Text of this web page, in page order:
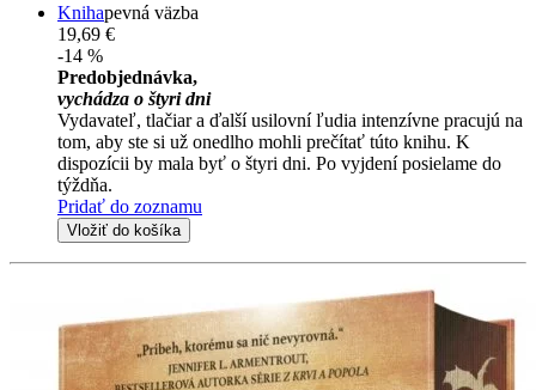
Knihapevná väzba
19,69 €
-14 %
Predobjednávka,
vychádza o štyri dni
Vydavateľ, tlačiar a ďalší usilovní ľudia intenzívne pracujú na
tom, aby ste si už onedlho mohli prečítať túto knihu. K
dispozícii by mala byť o štyri dni. Po vyjdení posielame do
týždňa.
Pridať do zoznamu
Vložiť do košíka